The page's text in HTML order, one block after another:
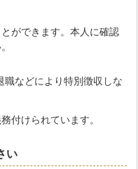
ができます。本人に確認
職などにより特別徴収しな
付けられています。
い